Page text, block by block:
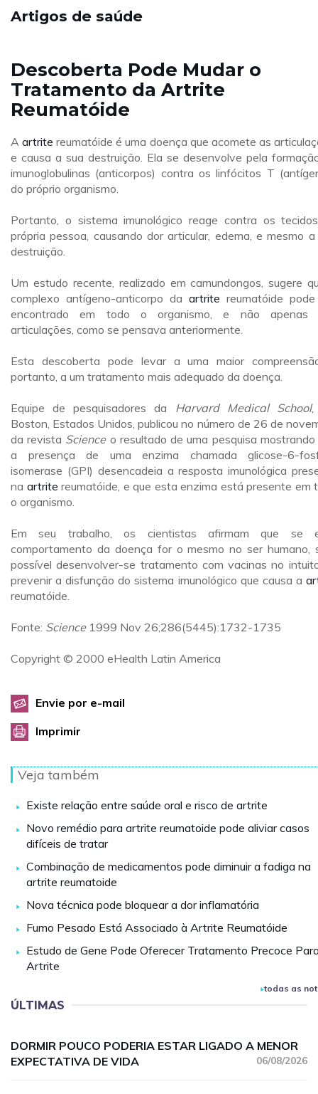
Artigos de saúde
Descoberta Pode Mudar o
Tratamento da Artrite
Reumatóide
Aartrite reumatóide é uma doença que acomete as
e causa a sua destruição. Ela se desenvolve pela
imunoglobulinas (anticorpos) contra os linfócitos T
do próprio organismo.
Portanto, o sistema imunológico reage contra os
própria pessoa, causando dor articular, edema, e mesmo a
destruição.
Um estudo recente, realizado em camundongos, sugere
complexo antígeno-anticorpo da artrite reumatóide
encontrado em todo o organismo, e não apenas
articulações, como se pensava anteriormente.
Esta descoberta pode levar a uma maior
portanto, a um tratamento mais adequado da doença.
Equipe de pesquisadores da Harvard Medical School,
Boston, Estados Unidos, publicou no número de 26 de
da revista Scienceo resultado de uma pesquisa mostrando
a presença de uma enzima chamada glicose-6-
isomerase (GPI) desencadeia a resposta imunológica
na artrite reumatóide, e que esta enzima está presente em
o organismo.
Em seu trabalho, os cientistas afirmam que se
comportamento da doença for o mesmo no ser humano,
possível desenvolver-se tratamento com vacinas no
prevenir a disfunção do sistema imunológico que causa a
reumatóide.
Fonte: Science1999 Nov 26;286(5445):1732-1735
Copyright © 2000 eHealth Latin America
Envie por e-mail
Imprimir
Veja também
Existe relação entre saúde oral e risco de artrite
Novo remédio para artrite reumatoide pode aliviar casos
difíceis de tratar
Combinação de medicamentos pode diminuir a fadiga na
artrite reumatoide
Nova técnica pode bloquear a dor inflamatória
Fumo Pesado Está Associado à Artrite Reumatóide
Estudo de Gene Pode Oferecer Tratamento Precoce
Artrite
todas as
ÚLTIMAS
DORMIR POUCO PODERIA ESTAR LIGADO A MENOR
EXPECTATIVA DE VIDA
06/08/2026